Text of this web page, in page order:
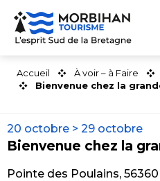
Aller
contenu
Accueil À voir – à Faire
Bienvenue chez la
20 octobre > 29 octobre
Bienvenue chez la
Pointe des Poulains,